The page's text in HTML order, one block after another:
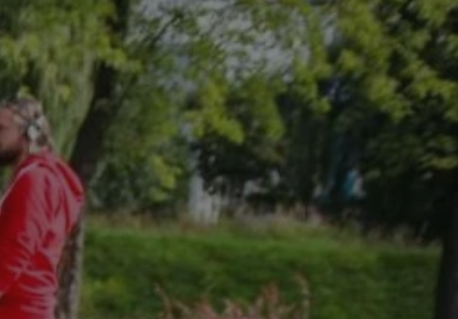
do przechowywania
do usług śledzenia.
użytkownik zdecydował się na
informacje o zgodzie
dotyczących
z witryny. Rejestruje
prywatności i ustawień
w kolejnych
nie musi ponownie
co zwiększa wygodę i
danych.
przez usługę Cookie-
preferencji dotyczących
cookie. Jest to konieczne,
działał poprawnie.
ludzi i botów. Jest
ponieważ
raportów na temat
ludzi i botów. Jest